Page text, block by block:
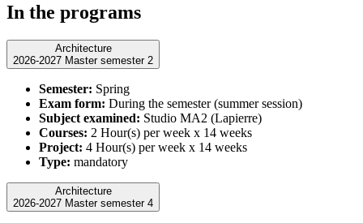
In the programs
Architecture
2026-2027 Master semester 2
Semester: Spring
Exam form: During the semester (summer session)
Subject examined: Studio MA2 (Lapierre)
Courses: 2 Hour(s) per week x 14 weeks
Project: 4 Hour(s) per week x 14 weeks
Type: mandatory
Architecture
2026-2027 Master semester 4